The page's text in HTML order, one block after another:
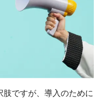
ですが、導入のために